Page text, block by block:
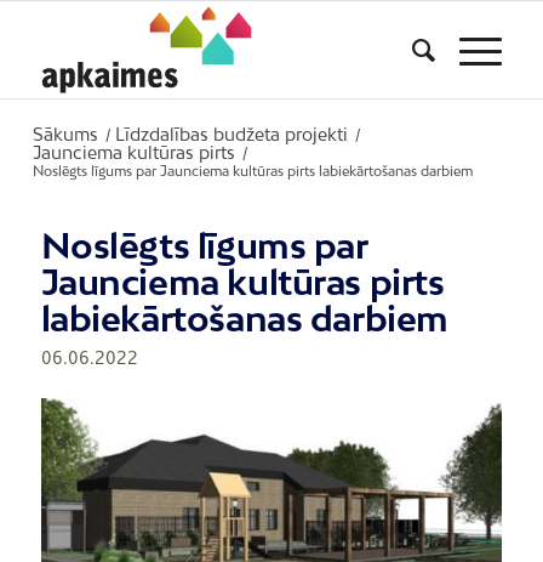
Sākums / Līdzdalības budžeta projekti /
Jaunciema kultūras pirts
/
Noslēgts līgums par Jaunciema kultūras pirts labiekārtošanas darbiem
Noslēgts līgums par
Jaunciema kultūras pirts
labiekārtošanas darbiem
06.06.2022